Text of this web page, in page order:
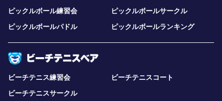
ピックルボール練習会
ピックルボールサークル
ピックルボールパドル
ピックルボールランキング
ビーチテニス練習会
ビーチテニスコート
ビーチテニスサークル